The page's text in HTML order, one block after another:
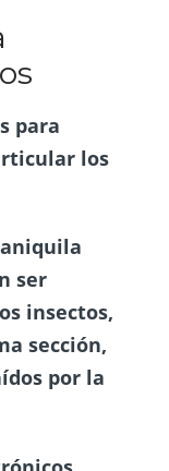
para
los
ser
insectos,
sección,
por la